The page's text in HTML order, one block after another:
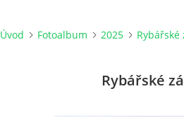
Úvod Fotoalbum 2025
Rybářské